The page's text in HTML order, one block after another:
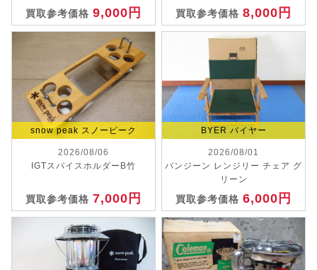
買取参考価格 9,000円 買取参考価格8,000円
snow peak スノーピーク
2026/08/06
IGTスパイスホルダーB竹
買取参考価格 7,000円
BYER バイヤー
2026/08/01
パンジーン レンジリー チェア グ
リーン
買取参考価格6,000円